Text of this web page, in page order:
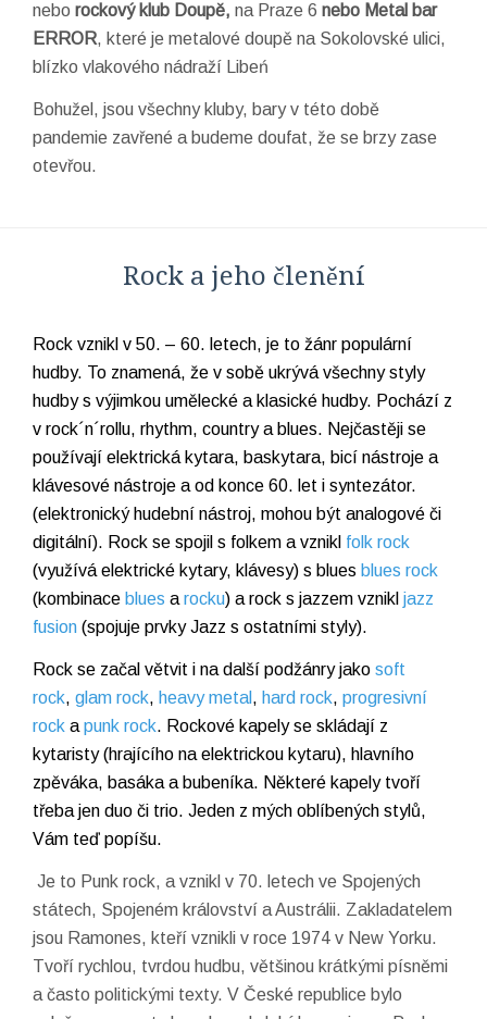
nebo rockový klub Doupě, na Praze 6 nebo Metal bar
ERROR, které je metalové doupě na Sokolovské ulici,
blízko vlakového nádraží Libeń
Bohužel, jsou všechny kluby, bary v této době
pandemie zavřené a budeme doufat, že se brzy zase
otevřou.
Rock a jeho členění
Rock vznikl v 50. – 60. letech, je to žánr populární
hudby. To znamená, že v sobě ukrývá všechny styly
hudby s výjimkou umělecké a klasické hudby. Pochází z
v rock´n´rollu, rhythm, country a blues. Nejčastěji se
používají elektrická kytara, baskytara, bicí nástroje a
klávesové nástroje a od konce 60. let i syntezátor.
(elektronický hudební nástroj, mohou být analogové či
digitální). Rock se spojil s folkem a vznikl folk rock
(využívá elektrické kytary, klávesy) s blues blues rock
(kombinace blues a rocku) a rock s jazzem vznikl jazz
fusion (spojuje prvky Jazz s ostatními styly).
Rock se začal větvit i na další podžánry jako soft
rock, glam rock, heavy metal , hard rock, progresivní
rock a punk rock. Rockové kapely se skládají z
kytaristy (hrajícího na elektrickou kytaru), hlavního
zpěváka, basáka a bubeníka. Některé kapely tvoří
třeba jen duo či trio. Jeden z mých oblíbených stylů,
Vám teď popíšu.
Je to Punk rock, a vznikl v 70. letech ve Spojených
státech, Spojeném království a Austrálii. Zakladatelem
jsou Ramones, kteří vznikli v roce 1974 v New Yorku.
Tvoří rychlou, tvrdou hudbu, většinou krátkými písněmi
a často politickými texty. V České republice bylo